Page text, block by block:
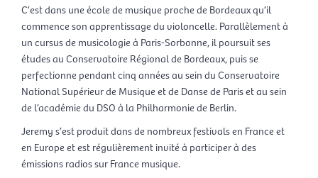
C’est dans une école de musique proche de Bordeaux qu’il
commence son apprentissage du violoncelle. Parallèlement à
un cursus de musicologie à Paris-Sorbonne, il poursuit ses
études au Conservatoire Régional de Bordeaux, puis se
perfectionne pendant cinq années au sein du Conservatoire
National Supérieur de Musique et de Danse de Paris et au sein
de l’académie du DSO à la Philharmonie de Berlin.
Jeremy s’est produit dans de nombreux festivals en France et
en Europe et est régulièrement invité à participer à des
émissions radios sur France musique.